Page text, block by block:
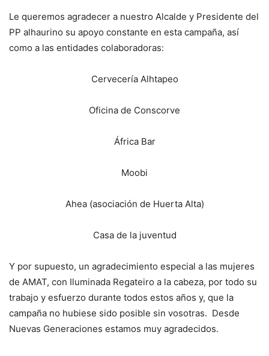
Le queremos agradecer a nuestro Alcalde y Presidente del
PP alhaurino su apoyo constante en esta campaña, así
como a las entidades colaboradoras:
Cervecería Alhtapeo
Oficina de Conscorve
África Bar
Moobi
Ahea (asociación de Huerta Alta)
Casa de la juventud
Y por supuesto, un agradecimiento especial a las mujeres
de AMAT, con Iluminada Regateiro a la cabeza, por todo su
trabajo y esfuerzo durante todos estos años y, que la
campaña no hubiese sido posible sin vosotras. Desde
Nuevas Generaciones estamos muy agradecidos.